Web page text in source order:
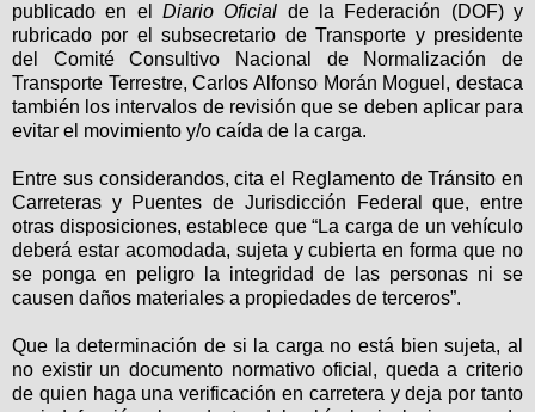
publicado en el Diario Oficial de la Federación (DOF) y
rubricado por el subsecretario de Transporte y presidente
del Comité Consultivo Nacional de Normalización de
Transporte Terrestre, Carlos Alfonso Morán Moguel, destaca
también los intervalos de revisión que se deben aplicar para
evitar el movimiento y/o caída de la carga.
Entre sus considerandos, cita el Reglamento de Tránsito en
Carreteras y Puentes de Jurisdicción Federal que, entre
otras disposiciones, establece que “La carga de un vehículo
deberá estar acomodada, sujeta y cubierta en forma que no
se ponga en peligro la integridad de las personas ni se
causen daños materiales a propiedades de terceros”.
Que la determinación de si la carga no está bien sujeta, al
no existir un documento normativo oficial, queda a criterio
de quien haga una verificación en carretera y deja por tanto